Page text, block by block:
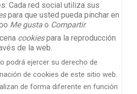
Cada red social utiliza sus
para que usted pueda pinchar en
Me gusta o Compartir.
cookiespara la reproducción
de la web.
podrá ejercer su derecho de
de cookies de este sitio web.
de forma diferente en función